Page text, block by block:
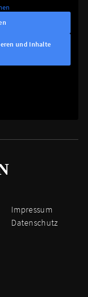
und Inhalte
Impressum
Datenschutz